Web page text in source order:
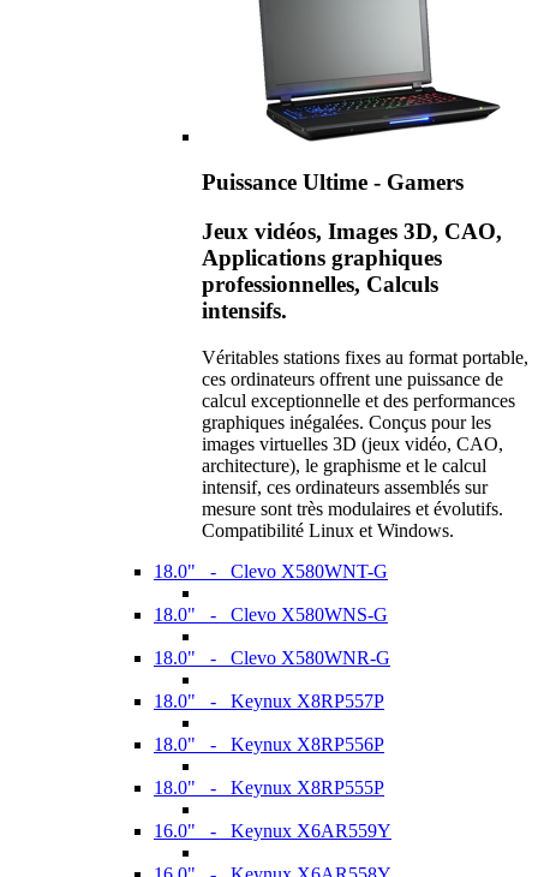
Puissance Ultime - Gamers
Jeux vidéos, Images 3D, CAO,
Applications graphiques
professionnelles, Calculs
intensifs.
Véritables stations fixes au format portable,
ces ordinateurs offrent une puissance de
calcul exceptionnelle et des performances
graphiques inégalées. Conçus pour les
images virtuelles 3D (jeux vidéo, CAO,
architecture), le graphisme et le calcul
intensif, ces ordinateurs assemblés sur
mesure sont très modulaires et évolutifs.
Compatibilité Linux et Windows.
18.0" - Clevo X580WNT-G
18.0" - Clevo X580WNS-G
18.0" - Clevo X580WNR-G
18.0" - Keynux X8RP557P
18.0" - Keynux X8RP556P
18.0" - Keynux X8RP555P
16.0" - Keynux X6AR559Y